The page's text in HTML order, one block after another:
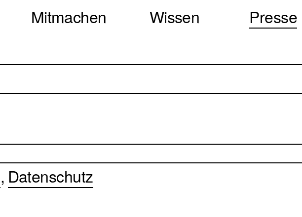
Mitmachen Wissen Presse
Datenschutz